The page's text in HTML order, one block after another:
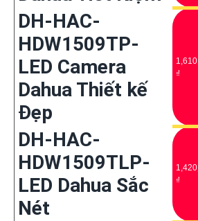
DH-HAC-
HDW1509TP-
LED Camera
Dahua Thiết kế
Đẹp
₫
DH-HAC-
HDW1509TLP-
LED Dahua Sắc
Nét
₫